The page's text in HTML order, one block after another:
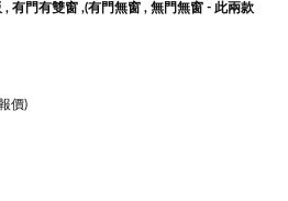
有門有雙窗 ,(有門無窗 , 無門無窗 - 此兩款
價)